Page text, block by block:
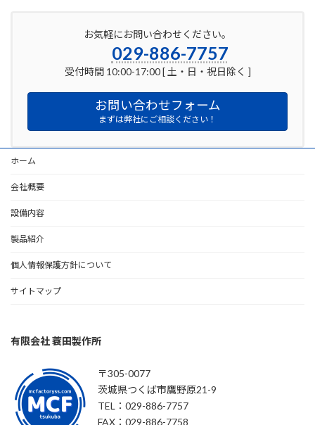
お気軽にお問い合わせください。
029-886-7757
受付時間 10:00-17:00 [ 土・日・祝日除く ]
お問い合わせフォーム
まずは弊社にご相談ください！
ホーム
会社概要
設備内容
製品紹介
個人情報保護方針について
サイトマップ
有限会社 蓑田製作所
〒305-0077
茨城県つくば市鷹野原21-9
TEL：029-886-7757
FAX：029-886-7758